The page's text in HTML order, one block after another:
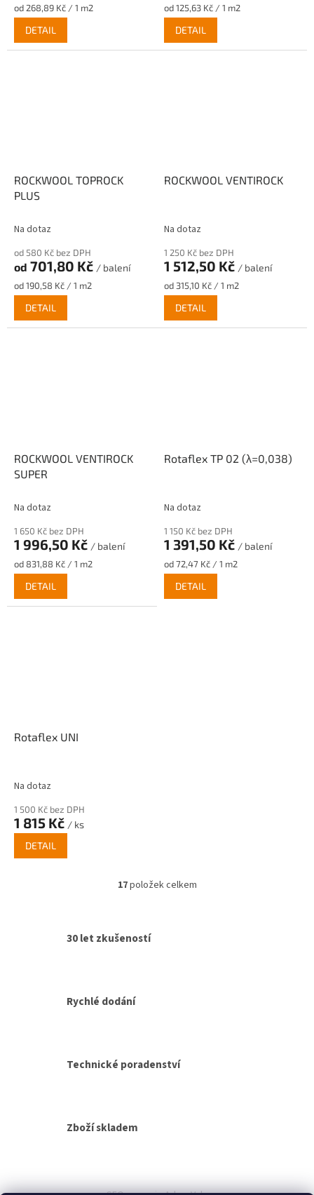
Měrná
cena:
od 268,89 Kč / 1 m2
DETAIL
Měrná
cena:
od 125,63 Kč / 1 m2
DETAIL
ROCKWOOL TOPROCK
PLUS
Na dotaz
od 580 Kč bez DPH
od 701,80 Kč / balení
Měrná
cena:
od 190,58 Kč / 1 m2
DETAIL
ROCKWOOL VENTIROCK
Na dotaz
1 250 Kč bez DPH
1 512,50 Kč / balení
Měrná
cena:
od 315,10 Kč / 1 m2
DETAIL
ROCKWOOL VENTIROCK
SUPER
Na dotaz
1 650 Kč bez DPH
1 996,50 Kč / balení
Měrná
cena:
od 831,88 Kč / 1 m2
DETAIL
Rotaflex TP 02 (λ=0,038)
Na dotaz
1 150 Kč bez DPH
1 391,50 Kč / balení
Měrná
cena:
od 72,47 Kč / 1 m2
DETAIL
Rotaflex UNI
Na dotaz
1 500 Kč bez DPH
1 815 Kč / ks
DETAIL
O
v
17položek celkem
30 let zkušeností
Rychlé dodání
Technické poradenství
Zboží skladem
á